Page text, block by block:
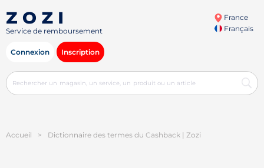
Service de remboursement
France
Français
Connexion Inscription
Accueil > Dictionnaire des termes du Cashback | Zozi